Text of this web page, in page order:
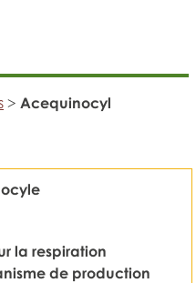
> Acequinocyl
la respiration
de production